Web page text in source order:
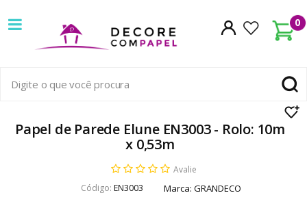
0
Decore
com
papel
pioneira
venda
Papel de Parede Elune EN3003 - Rolo: 10m
x 0,53m
Avalie
Código: EN3003 Marca: GRANDECO